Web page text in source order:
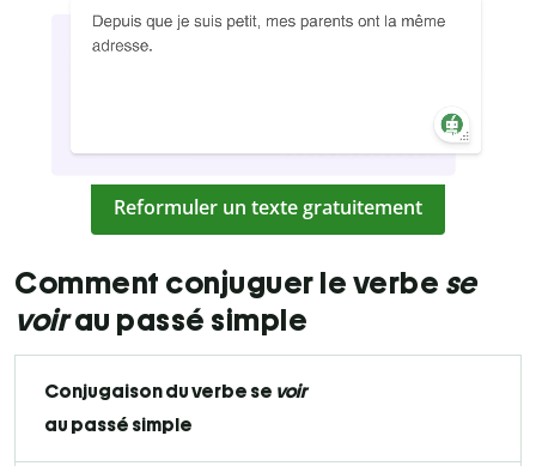
Reformuler un texte gratuitement
Comment conjuguer le verbe se
voirau passé simple
Conjugaison du verbe se voir
au passé simple